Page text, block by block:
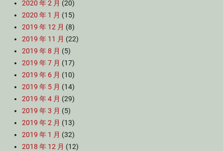
2020 年 2 月 (20)
2020 年 1 月 (15)
2019 年 12 月 (8)
2019 年 11 月 (22)
2019 年 8 月 (5)
2019 年 7 月 (17)
2019 年 6 月 (10)
2019 年 5 月 (14)
2019 年 4 月 (29)
2019 年 3 月 (5)
2019 年 2 月 (13)
2019 年 1 月 (32)
2018 年 12 月 (12)